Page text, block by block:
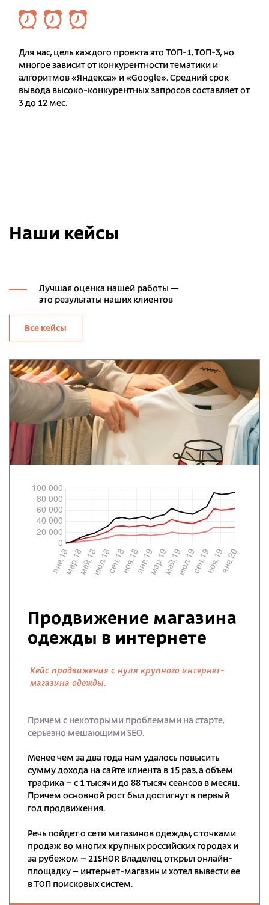
Для нас, цель каждого проекта это ТОП-1, ТОП-3, но
многое зависит от конкурентности тематики и
алгоритмов «Яндекса» и «Google». Средний срок
вывода высоко-конкурентных запросов составляет от
3 до 12 мес.
Наши кейсы
Лучшая оценка нашей работы —
это результаты наших клиентов
Все кейсы
Продвижение магазина
одежды в интернете
Кейс продвижения с нуля крупного интернет-
магазина одежды.
Причем с некоторыми проблемами на старте,
серьезно мешающими SEO.
Менее чем за два года нам удалось повысить
сумму дохода на сайте клиента в 15 раз, а объем
трафика – с 1 тысячи до 88 тысяч сеансов в месяц.
Причем основной рост был достигнут в первый
год продвижения.
Речь пойдет о сети магазинов одежды, с точками
продаж во многих крупных российских городах и
за рубежом – 21SHOP. Владелец открыл онлайн-
площадку – интернет-магазин и хотел вывести ее
в ТОП поисковых систем.